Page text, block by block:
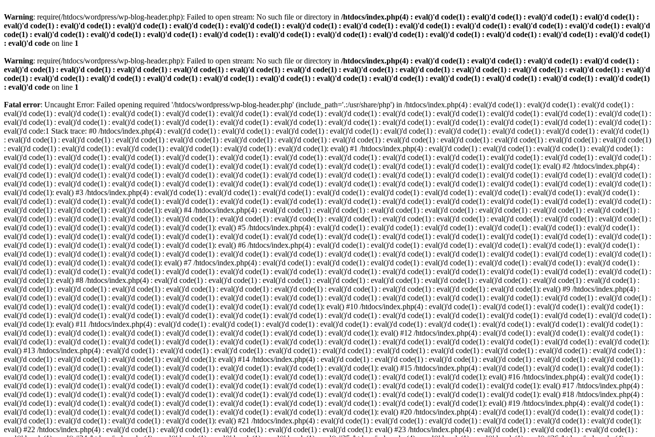
Warning: require(/htdocs/wordpress/wp-blog-header.php): Failed to open stream: No such file or directory in /htdocs/index.php(4) : eval()'d code(1) : eval()'d code(1) : eval()'d code(1) : eval()'d code(1) :
eval()'d code(1) : eval()'d code(1) : eval()'d code(1) : eval()'d code(1) : eval()'d code(1) : eval()'d code(1) : eval()'d code(1) : eval()'d code(1) : eval()'d code(1) : eval()'d code(1) : eval()'d code(1) : eval()'d
code(1) : eval()'d code(1) : eval()'d code(1) : eval()'d code(1) : eval()'d code(1) : eval()'d code(1) : eval()'d code(1) : eval()'d code(1) : eval()'d code(1) : eval()'d code(1) : eval()'d code(1) : eval()'d code(1)
: eval()'d code on line 1
Warning: require(/htdocs/wordpress/wp-blog-header.php): Failed to open stream: No such file or directory in /htdocs/index.php(4) : eval()'d code(1) : eval()'d code(1) : eval()'d code(1) : eval()'d code(1) :
eval()'d code(1) : eval()'d code(1) : eval()'d code(1) : eval()'d code(1) : eval()'d code(1) : eval()'d code(1) : eval()'d code(1) : eval()'d code(1) : eval()'d code(1) : eval()'d code(1) : eval()'d code(1) : eval()'d
code(1) : eval()'d code(1) : eval()'d code(1) : eval()'d code(1) : eval()'d code(1) : eval()'d code(1) : eval()'d code(1) : eval()'d code(1) : eval()'d code(1) : eval()'d code(1) : eval()'d code(1) : eval()'d code(1)
: eval()'d code on line 1
Fatal error: Uncaught Error: Failed opening required '/htdocs/wordpress/wp-blog-header.php' (include_path='.:/usr/share/php') in /htdocs/index.php(4) : eval()'d code(1) : eval()'d code(1) : eval()'d code(1) :
eval()'d code(1) : eval()'d code(1) : eval()'d code(1) : eval()'d code(1) : eval()'d code(1) : eval()'d code(1) : eval()'d code(1) : eval()'d code(1) : eval()'d code(1) : eval()'d code(1) : eval()'d code(1) : eval()'d code(1) :
eval()'d code(1) : eval()'d code(1) : eval()'d code(1) : eval()'d code(1) : eval()'d code(1) : eval()'d code(1) : eval()'d code(1) : eval()'d code(1) : eval()'d code(1) : eval()'d code(1) : eval()'d code(1) : eval()'d code(1) :
eval()'d code:1 Stack trace: #0 /htdocs/index.php(4) : eval()'d code(1) : eval()'d code(1) : eval()'d code(1) : eval()'d code(1) : eval()'d code(1) : eval()'d code(1) : eval()'d code(1) : eval()'d code(1) : eval()'d code(1)
: eval()'d code(1) : eval()'d code(1) : eval()'d code(1) : eval()'d code(1) : eval()'d code(1) : eval()'d code(1) : eval()'d code(1) : eval()'d code(1) : eval()'d code(1) : eval()'d code(1) : eval()'d code(1) : eval()'d code(1)
: eval()'d code(1) : eval()'d code(1) : eval()'d code(1) : eval()'d code(1) : eval()'d code(1) : eval()'d code(1): eval() #1 /htdocs/index.php(4) : eval()'d code(1) : eval()'d code(1) : eval()'d code(1) : eval()'d code(1) :
eval()'d code(1) : eval()'d code(1) : eval()'d code(1) : eval()'d code(1) : eval()'d code(1) : eval()'d code(1) : eval()'d code(1) : eval()'d code(1) : eval()'d code(1) : eval()'d code(1) : eval()'d code(1) : eval()'d code(1) :
eval()'d code(1) : eval()'d code(1) : eval()'d code(1) : eval()'d code(1) : eval()'d code(1) : eval()'d code(1) : eval()'d code(1) : eval()'d code(1) : eval()'d code(1) : eval()'d code(1): eval() #2 /htdocs/index.php(4) :
eval()'d code(1) : eval()'d code(1) : eval()'d code(1) : eval()'d code(1) : eval()'d code(1) : eval()'d code(1) : eval()'d code(1) : eval()'d code(1) : eval()'d code(1) : eval()'d code(1) : eval()'d code(1) : eval()'d code(1) :
eval()'d code(1) : eval()'d code(1) : eval()'d code(1) : eval()'d code(1) : eval()'d code(1) : eval()'d code(1) : eval()'d code(1) : eval()'d code(1) : eval()'d code(1) : eval()'d code(1) : eval()'d code(1) : eval()'d code(1) :
eval()'d code(1): eval() #3 /htdocs/index.php(4) : eval()'d code(1) : eval()'d code(1) : eval()'d code(1) : eval()'d code(1) : eval()'d code(1) : eval()'d code(1) : eval()'d code(1) : eval()'d code(1) : eval()'d code(1) :
eval()'d code(1) : eval()'d code(1) : eval()'d code(1) : eval()'d code(1) : eval()'d code(1) : eval()'d code(1) : eval()'d code(1) : eval()'d code(1) : eval()'d code(1) : eval()'d code(1) : eval()'d code(1) : eval()'d code(1) :
eval()'d code(1) : eval()'d code(1) : eval()'d code(1): eval() #4 /htdocs/index.php(4) : eval()'d code(1) : eval()'d code(1) : eval()'d code(1) : eval()'d code(1) : eval()'d code(1) : eval()'d code(1) : eval()'d code(1) :
eval()'d code(1) : eval()'d code(1) : eval()'d code(1) : eval()'d code(1) : eval()'d code(1) : eval()'d code(1) : eval()'d code(1) : eval()'d code(1) : eval()'d code(1) : eval()'d code(1) : eval()'d code(1) : eval()'d code(1) :
eval()'d code(1) : eval()'d code(1) : eval()'d code(1) : eval()'d code(1): eval() #5 /htdocs/index.php(4) : eval()'d code(1) : eval()'d code(1) : eval()'d code(1) : eval()'d code(1) : eval()'d code(1) : eval()'d code(1) :
eval()'d code(1) : eval()'d code(1) : eval()'d code(1) : eval()'d code(1) : eval()'d code(1) : eval()'d code(1) : eval()'d code(1) : eval()'d code(1) : eval()'d code(1) : eval()'d code(1) : eval()'d code(1) : eval()'d code(1) :
eval()'d code(1) : eval()'d code(1) : eval()'d code(1) : eval()'d code(1): eval() #6 /htdocs/index.php(4) : eval()'d code(1) : eval()'d code(1) : eval()'d code(1) : eval()'d code(1) : eval()'d code(1) : eval()'d code(1) :
eval()'d code(1) : eval()'d code(1) : eval()'d code(1) : eval()'d code(1) : eval()'d code(1) : eval()'d code(1) : eval()'d code(1) : eval()'d code(1) : eval()'d code(1) : eval()'d code(1) : eval()'d code(1) : eval()'d code(1) :
eval()'d code(1) : eval()'d code(1) : eval()'d code(1): eval() #7 /htdocs/index.php(4) : eval()'d code(1) : eval()'d code(1) : eval()'d code(1) : eval()'d code(1) : eval()'d code(1) : eval()'d code(1) : eval()'d code(1) :
eval()'d code(1) : eval()'d code(1) : eval()'d code(1) : eval()'d code(1) : eval()'d code(1) : eval()'d code(1) : eval()'d code(1) : eval()'d code(1) : eval()'d code(1) : eval()'d code(1) : eval()'d code(1) : eval()'d code(1) :
eval()'d code(1): eval() #8 /htdocs/index.php(4) : eval()'d code(1) : eval()'d code(1) : eval()'d code(1) : eval()'d code(1) : eval()'d code(1) : eval()'d code(1) : eval()'d code(1) : eval()'d code(1) : eval()'d code(1) :
eval()'d code(1) : eval()'d code(1) : eval()'d code(1) : eval()'d code(1) : eval()'d code(1) : eval()'d code(1) : eval()'d code(1) : eval()'d code(1) : eval()'d code(1) : eval()'d code(1): eval() #9 /htdocs/index.php(4) :
eval()'d code(1) : eval()'d code(1) : eval()'d code(1) : eval()'d code(1) : eval()'d code(1) : eval()'d code(1) : eval()'d code(1) : eval()'d code(1) : eval()'d code(1) : eval()'d code(1) : eval()'d code(1) : eval()'d code(1) :
eval()'d code(1) : eval()'d code(1) : eval()'d code(1) : eval()'d code(1) : eval()'d code(1) : eval()'d code(1): eval() #10 /htdocs/index.php(4) : eval()'d code(1) : eval()'d code(1) : eval()'d code(1) : eval()'d code(1) :
eval()'d code(1) : eval()'d code(1) : eval()'d code(1) : eval()'d code(1) : eval()'d code(1) : eval()'d code(1) : eval()'d code(1) : eval()'d code(1) : eval()'d code(1) : eval()'d code(1) : eval()'d code(1) : eval()'d code(1) :
eval()'d code(1): eval() #11 /htdocs/index.php(4) : eval()'d code(1) : eval()'d code(1) : eval()'d code(1) : eval()'d code(1) : eval()'d code(1) : eval()'d code(1) : eval()'d code(1) : eval()'d code(1) : eval()'d code(1) :
eval()'d code(1) : eval()'d code(1) : eval()'d code(1) : eval()'d code(1) : eval()'d code(1) : eval()'d code(1) : eval()'d code(1): eval() #12 /htdocs/index.php(4) : eval()'d code(1) : eval()'d code(1) : eval()'d code(1) :
eval()'d code(1) : eval()'d code(1) : eval()'d code(1) : eval()'d code(1) : eval()'d code(1) : eval()'d code(1) : eval()'d code(1) : eval()'d code(1) : eval()'d code(1) : eval()'d code(1) : eval()'d code(1) : eval()'d code(1):
eval() #13 /htdocs/index.php(4) : eval()'d code(1) : eval()'d code(1) : eval()'d code(1) : eval()'d code(1) : eval()'d code(1) : eval()'d code(1) : eval()'d code(1) : eval()'d code(1) : eval()'d code(1) : eval()'d code(1) :
eval()'d code(1) : eval()'d code(1) : eval()'d code(1) : eval()'d code(1): eval() #14 /htdocs/index.php(4) : eval()'d code(1) : eval()'d code(1) : eval()'d code(1) : eval()'d code(1) : eval()'d code(1) : eval()'d code(1) :
eval()'d code(1) : eval()'d code(1) : eval()'d code(1) : eval()'d code(1) : eval()'d code(1) : eval()'d code(1) : eval()'d code(1): eval() #15 /htdocs/index.php(4) : eval()'d code(1) : eval()'d code(1) : eval()'d code(1) :
eval()'d code(1) : eval()'d code(1) : eval()'d code(1) : eval()'d code(1) : eval()'d code(1) : eval()'d code(1) : eval()'d code(1) : eval()'d code(1) : eval()'d code(1): eval() #16 /htdocs/index.php(4) : eval()'d code(1) :
eval()'d code(1) : eval()'d code(1) : eval()'d code(1) : eval()'d code(1) : eval()'d code(1) : eval()'d code(1) : eval()'d code(1) : eval()'d code(1) : eval()'d code(1) : eval()'d code(1): eval() #17 /htdocs/index.php(4) :
eval()'d code(1) : eval()'d code(1) : eval()'d code(1) : eval()'d code(1) : eval()'d code(1) : eval()'d code(1) : eval()'d code(1) : eval()'d code(1) : eval()'d code(1) : eval()'d code(1): eval() #18 /htdocs/index.php(4) :
eval()'d code(1) : eval()'d code(1) : eval()'d code(1) : eval()'d code(1) : eval()'d code(1) : eval()'d code(1) : eval()'d code(1) : eval()'d code(1) : eval()'d code(1): eval() #19 /htdocs/index.php(4) : eval()'d code(1) :
eval()'d code(1) : eval()'d code(1) : eval()'d code(1) : eval()'d code(1) : eval()'d code(1) : eval()'d code(1) : eval()'d code(1): eval() #20 /htdocs/index.php(4) : eval()'d code(1) : eval()'d code(1) : eval()'d code(1) :
eval()'d code(1) : eval()'d code(1) : eval()'d code(1) : eval()'d code(1): eval() #21 /htdocs/index.php(4) : eval()'d code(1) : eval()'d code(1) : eval()'d code(1) : eval()'d code(1) : eval()'d code(1) : eval()'d code(1):
eval() #22 /htdocs/index.php(4) : eval()'d code(1) : eval()'d code(1) : eval()'d code(1) : eval()'d code(1) : eval()'d code(1): eval() #23 /htdocs/index.php(4) : eval()'d code(1) : eval()'d code(1) : eval()'d code(1) :